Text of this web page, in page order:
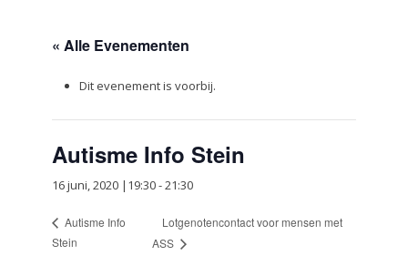
« Alle Evenementen
Dit evenement is voorbij.
Autisme Info Stein
16 juni, 2020 |19:30-21:30
Autisme Info
Stein
Lotgenotencontact voor mensen met
ASS